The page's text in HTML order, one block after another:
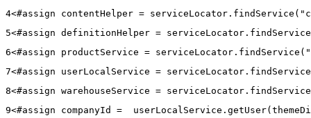
4<#assign contentHelper =
5<#assign definitionHelper =
6<#assign productService =
7<#assign userLocalService =
8<#assign warehouseService =
9<#assign companyId =